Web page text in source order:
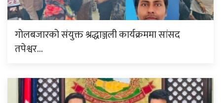
गोलबजारको संयुक्त श्रद्धाञ्जली कार्यक्रममा सांसद
तपेश्वर…